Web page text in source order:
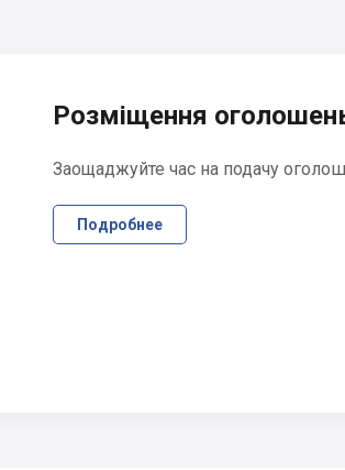
Розміщення
Заощаджуйте час на подачу
Подробнее